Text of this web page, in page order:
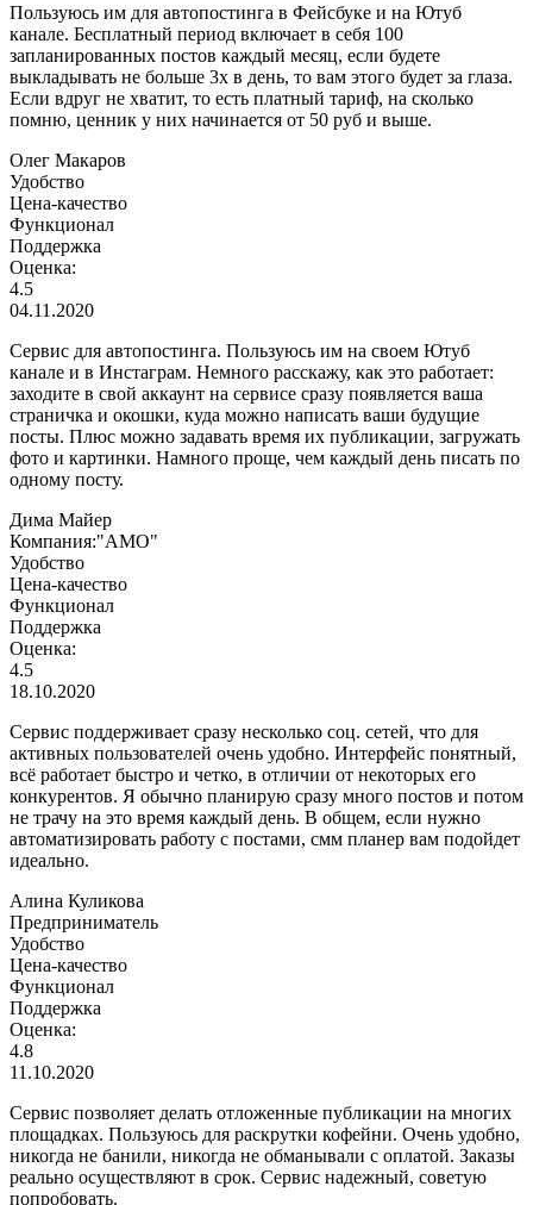
Пользуюсь им для автопостинга в Фейсбуке и на Ютуб
канале. Бесплатный период включает в себя 100
запланированных постов каждый месяц, если будете
выкладывать не больше 3х в день, то вам этого будет за глаза.
Если вдруг не хватит, то есть платный тариф, на сколько
помню, ценник у них начинается от 50 руб и выше.
Олег Макаров
Удобство
Цена-качество
Функционал
Поддержка
Оценка:
4.5
04.11.2020
Сервис для автопостинга. Пользуюсь им на своем Ютуб
канале и в Инстаграм. Немного расскажу, как это работает:
заходите в свой аккаунт на сервисе сразу появляется ваша
страничка и окошки, куда можно написать ваши будущие
посты. Плюс можно задавать время их публикации, загружать
фото и картинки. Намного проще, чем каждый день писать по
одному посту.
Дима Майер
Компания:"АМО"
Удобство
Цена-качество
Функционал
Поддержка
Оценка:
4.5
18.10.2020
Сервис поддерживает сразу несколько соц. сетей, что для
активных пользователей очень удобно. Интерфейс понятный,
всё работает быстро и четко, в отличии от некоторых его
конкурентов. Я обычно планирую сразу много постов и потом
не трачу на это время каждый день. В общем, если нужно
автоматизировать работу с постами, смм планер вам подойдет
идеально.
Алина Куликова
Предприниматель
Удобство
Цена-качество
Функционал
Поддержка
Оценка:
4.8
11.10.2020
Сервис позволяет делать отложенные публикации на многих
площадках. Пользуюсь для раскрутки кофейни. Очень удобно,
никогда не банили, никогда не обманывали с оплатой. Заказы
реально осуществляют в срок. Сервис надежный, советую
попробовать.